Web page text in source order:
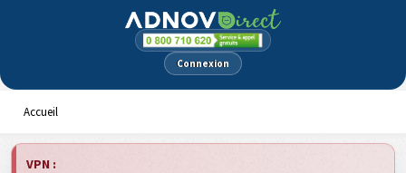
Panneau de gestion des cookies
Connexion
Accueil
VPN :